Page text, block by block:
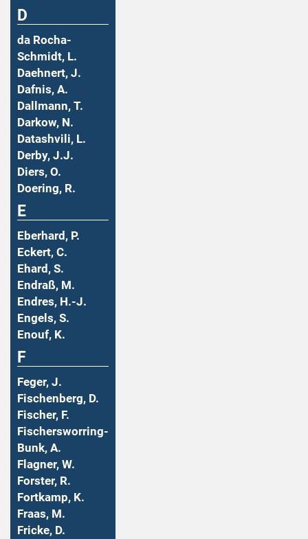
D
da Rocha-
Schmidt, L.
Daehnert, J.
Dafnis, A.
Dallmann, T.
Darkow, N.
Datashvili, L.
Derby, J.J.
Diers, O.
Doering, R.
E
Eberhard, P.
Eckert, C.
Ehard, S.
Endraß, M.
Endres, H.-J.
Engels, S.
Enouf, K.
F
Feger, J.
Fischenberg, D.
Fischer, F.
Fischersworring-
Bunk, A.
Flagner, W.
Forster, R.
Fortkamp, K.
Fraas, M.
Fricke, D.